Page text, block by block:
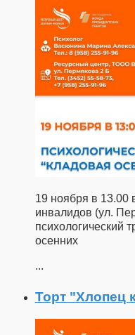
19 ноября в 13.00
инвалидов (ул.
психологический
осенних
...
Торт "Хлопец